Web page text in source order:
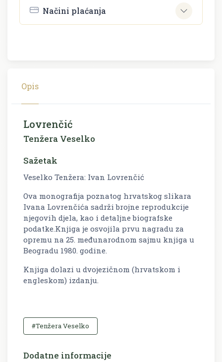
Načini plaćanja
Opis
Lovrenčić
Tenžera Veselko
Sažetak
Veselko Tenžera: Ivan Lovrenčić
Ova monografija poznatog hrvatskog slikara
Ivana Lovrenčića sadrži brojne reprodukcije
njegovih djela, kao i detaljne biografske
podatke.Knjiga je osvojila prvu nagradu za
opremu na 25. međunarodnom sajmu knjiga u
Beogradu 1980. godine.
Knjiga dolazi u dvojezičnom (hrvatskom i
engleskom) izdanju.
#Tenžera Veselko
Dodatne informacije